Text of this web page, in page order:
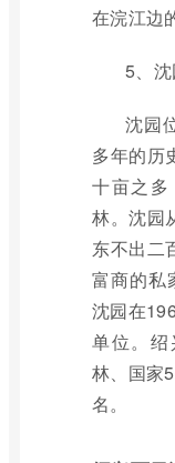
在浣江边
5、沈
沈园
多年的历
十亩之
林。沈园
东不出二
富商的私
沈园在
单位。
林、国家
名。